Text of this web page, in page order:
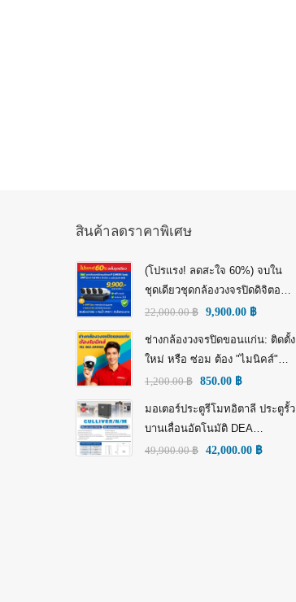
สินค้าลดราคาพิเศษ
(โปรแรง! ลดสะใจ 60%) จบใน
ชุดเดียวชุดกล้องวงจรปิดดิจิตอล
IP Tiandy 4MP (คมชัดกว่า Full
22,000.00฿ 9,900.00 ฿
ช่างกล้องวงจรปิดขอนแก่น: ติดตั้ง
ใหม่ หรือ ซ่อม ต้อง "ไมนิคส์"
(MINICS)
1,200.00฿ 850.00 ฿
มอเตอร์ประตูรีโมทอิตาลี ประตูรั้ว
บานเลื่อนอัตโนมัติ DEA
GULLIVER/N/M: พลัง อิตาลี เพื่อ
49,900.00฿ 42,000.00 ฿